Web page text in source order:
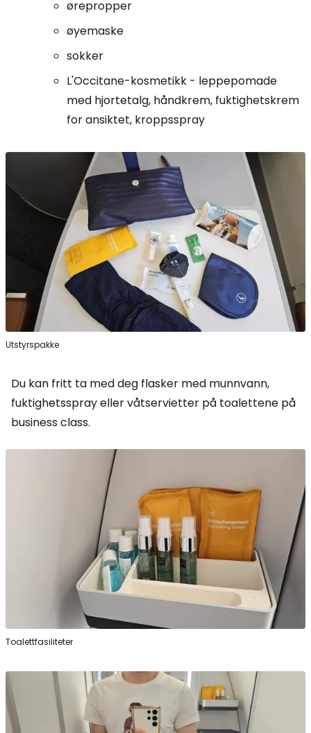
ørepropper
øyemaske
sokker
L'Occitane-kosmetikk - leppepomade
med hjortetalg, håndkrem, fuktighetskrem
for ansiktet, kroppsspray
Utstyrspakke
Du kan fritt ta med deg flasker med munnvann,
fuktighetsspray eller våtservietter på toalettene på
business class.
Toalettfasiliteter